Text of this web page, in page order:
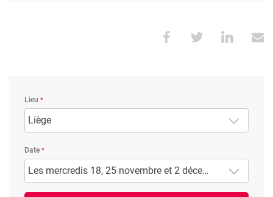
Lieu
Liège
Date
Les mercredis 18, 25 novembre et 2 décembre 2026